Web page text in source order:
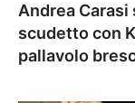
Andrea
scudetto con
pallavolo